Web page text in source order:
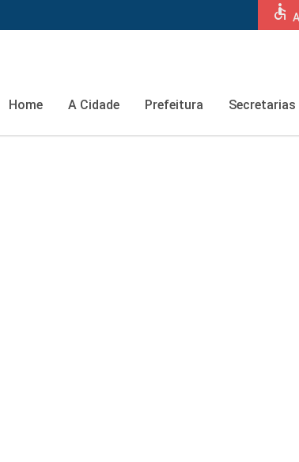
accessible
Home A Cidade Prefeitura Secretarias